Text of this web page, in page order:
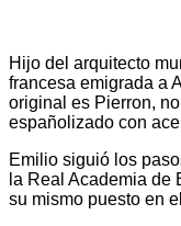
Hijo del arquitecto
francesa emigrada a
original es Pierron,
españolizado con
Emilio siguió los
la Real Academia de
su mismo puesto en el